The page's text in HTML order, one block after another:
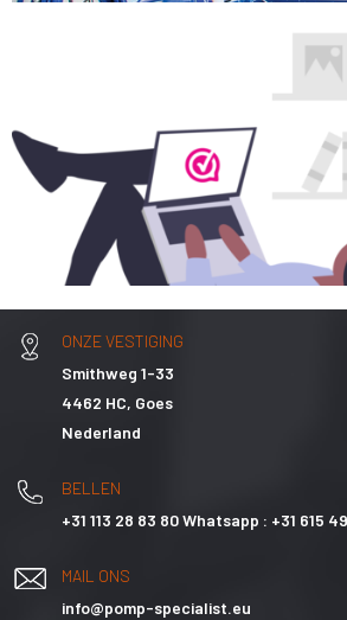
ONZE VESTIGING
Smithweg 1-33
4462 HC, Goes
Nederland
BELLEN
+31 113 28 83 80 Whatsapp : +31 615
MAIL ONS
info@pomp-specialist.eu